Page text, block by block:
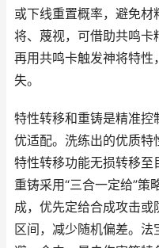
或下线重置概率，避免
将、蔑视，可借助共鸣卡
再用共鸣卡触发神将特
失。
特性转移和重铸是精准
优适配。洗练出的优质特
特性转移功能无损转移
重铸采用“三合一定给”
成，优先定给合成攻击
区间，减少随机偏差。